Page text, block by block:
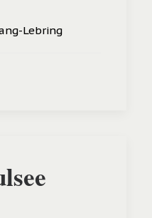
Lebring